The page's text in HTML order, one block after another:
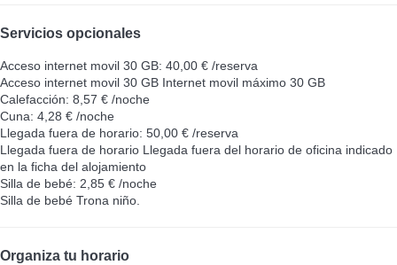
Servicios opcionales
Acceso internet movil 30 GB: 40,00 € /reserva
Acceso internet movil 30 GB Internet movil máximo 30 GB
Calefacción: 8,57 € /noche
Cuna: 4,28 € /noche
Llegada fuera de horario: 50,00 € /reserva
Llegada fuera de horario Llegada fuera del horario de oficina indicado
en la ficha del alojamiento
Silla de bebé: 2,85 € /noche
Silla de bebé Trona niño.
Organiza tu horario